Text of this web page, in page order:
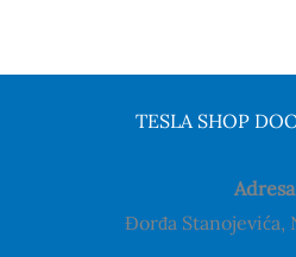
TESLA SHOP
Đorđa Stanojevića,